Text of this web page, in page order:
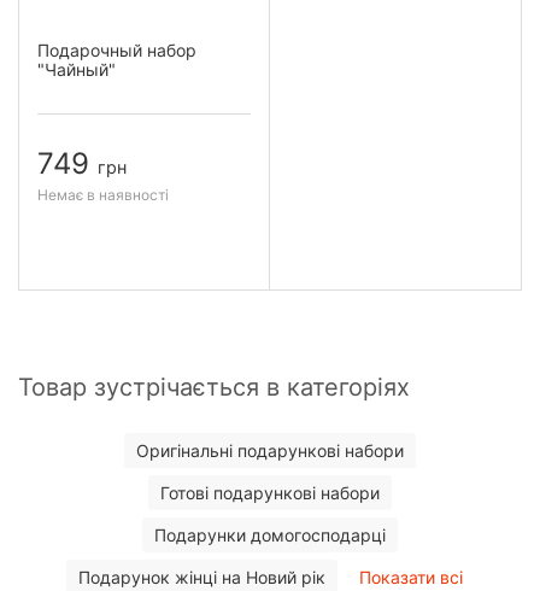
Подарочный набор
"Чайный"
749 грн
Немає в наявності
Товар зустрічається в категоріях
Оригінальні подарункові набори
Готові подарункові набори
Подарунки домогосподарці
Подарунок жінці на Новий рік Показати всі